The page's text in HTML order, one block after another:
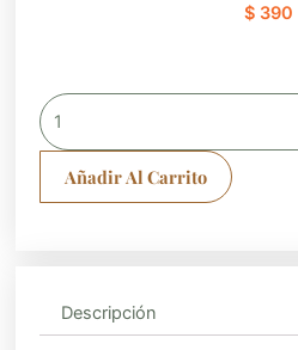
$390
Pendientes
zirconia
cantidad
Añadir Al Carrito
Descripción